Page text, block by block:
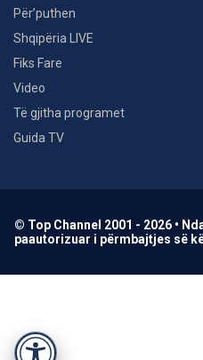
Për’puthen
Shqipëria LIVE
Fiks Fare
Video
Të gjitha programet
Guida TV
© Top Channel 2001 - 2026 •
paautorizuar i përmbajtjes së